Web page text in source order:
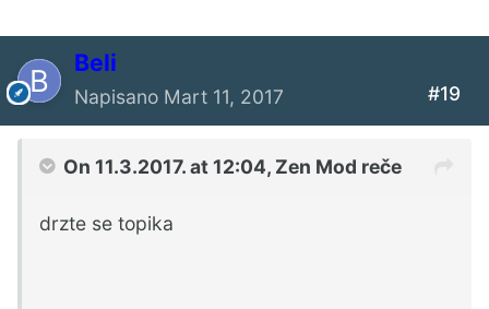
Beli
Napisano Mart 11, 2017 #19
On 11.3.2017. at 12:04, Zen Mod reče
drzte se topika